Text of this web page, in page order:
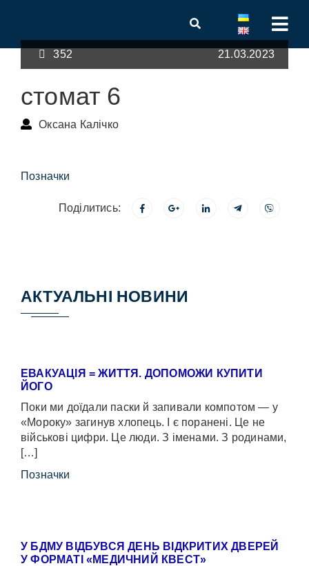
352 21.03.2023
стомат 6
Оксана Калічко
Позначки
Поділитись:
АКТУАЛЬНІ НОВИНИ
ЕВАКУАЦІЯ = ЖИТТЯ. ДОПОМОЖИ КУПИТИ
ЙОГО
Поки ми доїдали паски й запивали компотом — у
«Мороку» загинув хлопець. І є поранені. Це не
військові цифри. Це люди. З іменами. З родинами,
[…]
Позначки
У БДМУ ВІДБУВСЯ ДЕНЬ ВІДКРИТИХ ДВЕРЕЙ
У ФОРМАТІ «МЕДИЧНИЙ КВЕСТ»